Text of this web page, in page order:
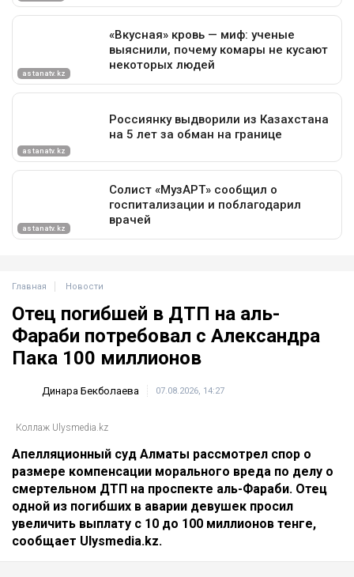
Главная Новости
Отец погибшей в ДТП на аль-
Фараби потребовал с Александра
Пака 100 миллионов
Динара Бекболаева 07.08.2026, 14:27
Коллаж Ulysmedia.kz
Апелляционный суд Алматы рассмотрел спор о
размере компенсации морального вреда по делу о
смертельном ДТП на проспекте аль-Фараби. Отец
одной из погибших в аварии девушек просил
увеличить выплату с 10 до 100 миллионов тенге,
сообщает Ulysmedia.kz.